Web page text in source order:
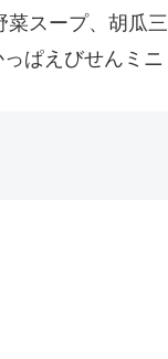
菜スープ、胡瓜三
ぱえびせんミニ